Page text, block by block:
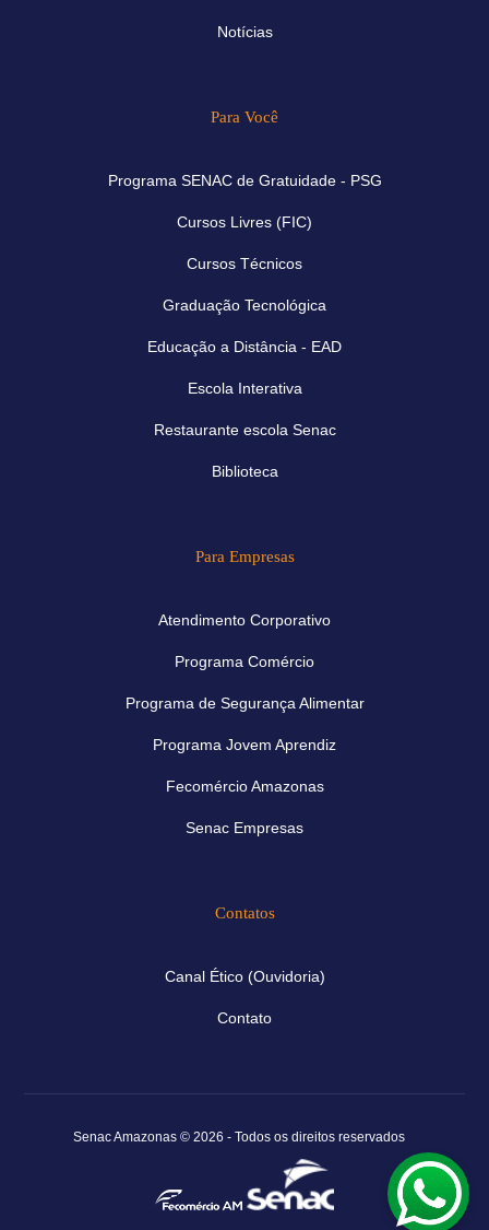
Notícias
Para Você
Programa SENAC de Gratuidade - PSG
Cursos Livres (FIC)
Cursos Técnicos
Graduação Tecnológica
Educação a Distância - EAD
Escola Interativa
Restaurante escola Senac
Biblioteca
Para Empresas
Atendimento Corporativo
Programa Comércio
Programa de Segurança Alimentar
Programa Jovem Aprendiz
Fecomércio Amazonas
Senac Empresas
Contatos
Canal Ético (Ouvidoria)
Contato
Senac Amazonas © 2026 - Todos os direitos reservados